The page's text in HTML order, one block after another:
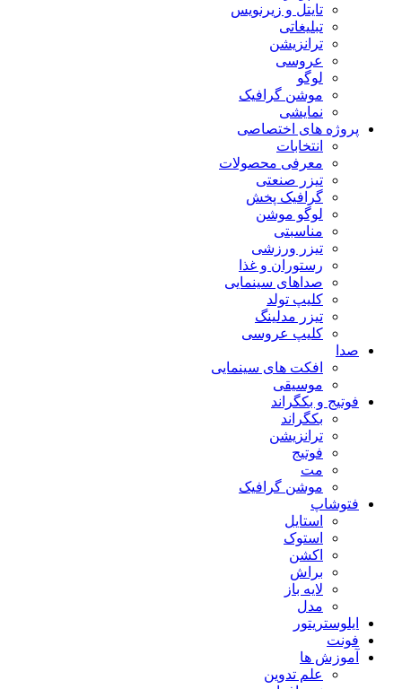
تایتل و زیرنویس
تبلیغاتی
ترانزیشن
عروسی
لوگو
موشن گرافیک
نمایشی
پروژه های اختصاصی
انتخابات
معرفی محصولات
تیزر صنعتی
گرافیک پخش
لوگو موشن
مناسبتی
تیزر ورزشی
رستوران و غذا
صداهای سینمایی
کلیپ تولد
تیزر مدلینگ
کلیپ عروسی
صدا
افکت های سینمایی
موسیقی
فوتیج و بکگراند
بکگراند
ترانزیشن
فوتیج
مت
موشن گرافیک
فتوشاپ
استایل
استوک
اکشن
براش
لایه باز
مدل
ایلوستریتور
فونت
آموزش ها
علم تدوین